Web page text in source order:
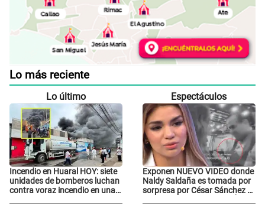
Lo más reciente
Lo último
Incendio en Huaral HOY: siete
unidades de bomberos luchan
contra voraz incendio en una
Espectáculos
Exponen NUEVO VIDEO donde
Naldy Saldaña es tomada por
sorpresa por César Sánchez y